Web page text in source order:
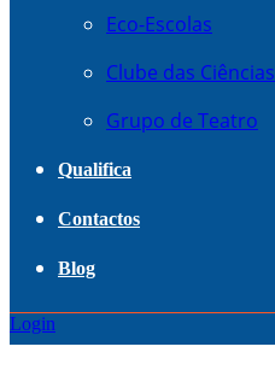
Eco-Escolas
Clube das Ciências
Grupo de Teatro
Qualifica
Contactos
Blog
Login